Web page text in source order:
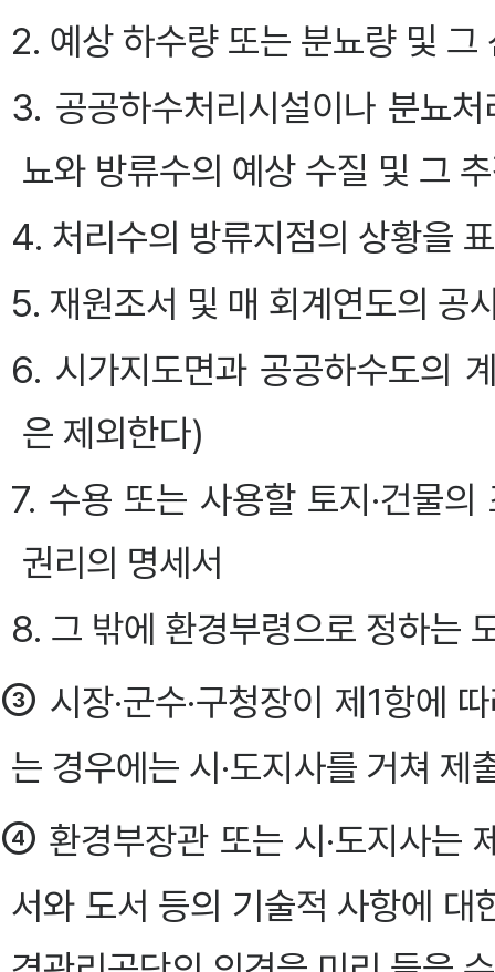
2. 예상 하수량 또는 분뇨량 및 그
3. 공공하수처리시설이나 분뇨
뇨와 방류수의 예상 수질 및 그
4. 처리수의 방류지점의 상황을
5. 재원조서 및 매 회계연도의 공
6. 시가지도면과 공공하수도의
은 제외한다)
7. 수용 또는 사용할 토지·건물
권리의 명세서
8. 그 밖에 환경부령으로 정하는
③ 시장·군수·구청장이 제1항에
는 경우에는 시·도지사를 거쳐 제
④ 환경부장관 또는 시·도지사는
서와 도서 등의 기술적 사항에 대